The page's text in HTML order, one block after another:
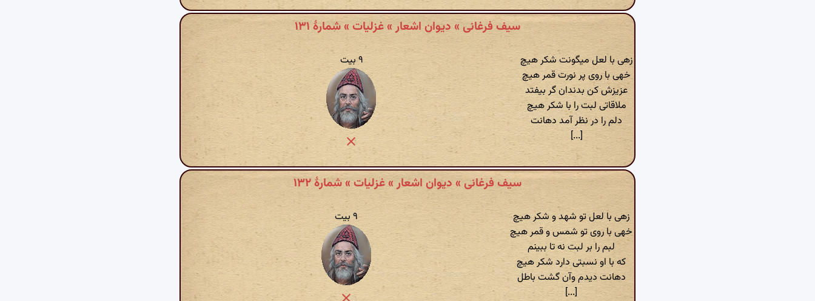
سیف فرغانی » دیوان اشعار » غزلیات » شمارهٔ ۱۳۱
زهی با لعل میگونت شکر هیچ
خهی با روی پر نورت قمر هیچ
عزیزش کن بدندان گر بیفتد
ملاقاتی لبت را با شکر هیچ
دلم را در نظر آمد دهانت
[...]
۹ بیت
سیف فرغانی » دیوان اشعار » غزلیات » شمارهٔ ۱۳۲
زهی با لعل تو شهد و شکر هیچ
خهی با روی تو شمس و قمر هیچ
لبم را بر لبت نه تا ببینم
که با او نسبتی دارد شکر هیچ
دهانت دیدم وآن گشت باطل
[...]
۹ بیت